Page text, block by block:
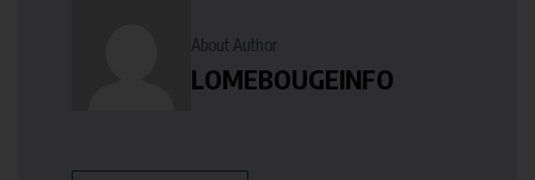
About Author
LOMEBOUGEINFO